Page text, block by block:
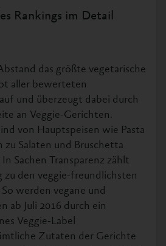
Rankings im Detail
das größte vegetarische
aller bewerteten
und überzeugt dabei durch
an Veggie-Gerichten.
von Hauptspeisen wie Pasta
zu Salaten und Bruschetta
Sachen Transparenz zählt
zu den veggie-freundlichsten
werden vegane und
ab Juli 2016 durch ein
Veggie-Label
Zutaten der Gerichte